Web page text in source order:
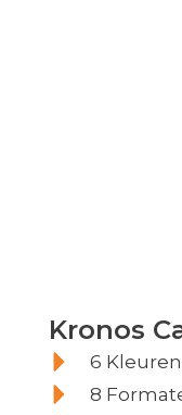
Kronos
6 Kleuren
8